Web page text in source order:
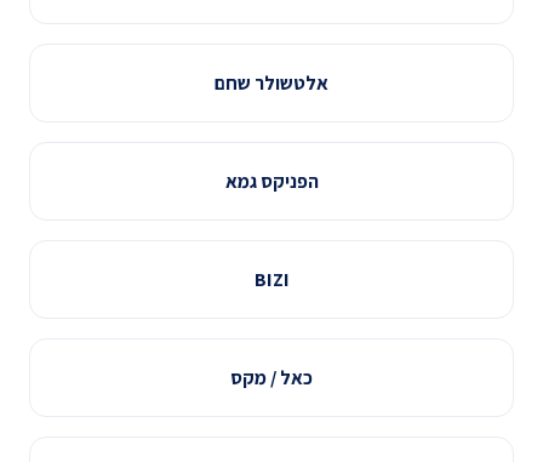
אלטשולר שחם
הפניקס גמא
BIZI
כאל / מקס